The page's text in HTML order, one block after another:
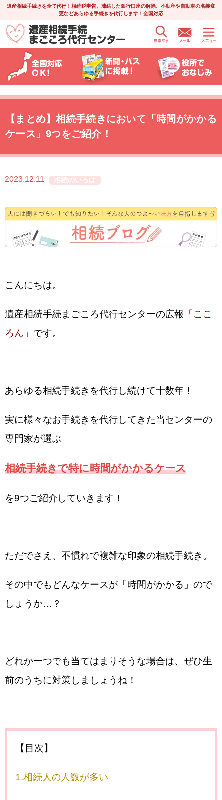
遺産相続手続きを全て代行！相続税申告、凍結した銀行口座の解除、不動産や自動車の名義変
更などあらゆる手続きを代行します！全国対応
【まとめ】相続手続きにおいて「時間がかかる
ケース」9つをご紹介！
2023.12.11 相続のいろは
こんにちは。
遺産相続手続まごころ代行センターの広報 「ここ
ろん」 です。
あらゆる相続手続きを代行し続けて十数年！
実に様々なお手続きを代行してきた当センターの
専門家が選ぶ
相続手続きで特に時間がかかるケース
を9つご紹介していきます！
ただでさえ、不慣れで複雑な印象の相続手続き。
その中でもどんなケースが「時間がかかる」ので
しょうか…？
どれか一つでも当てはまりそうな場合は、ぜひ生
前のうちに対策しましょうね！
【目次】
1.相続人の人数が多い